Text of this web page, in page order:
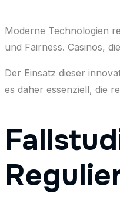
Moderne Technologien
und Fairness. Casinos,
Der Einsatz dieser
es daher essenziell, die